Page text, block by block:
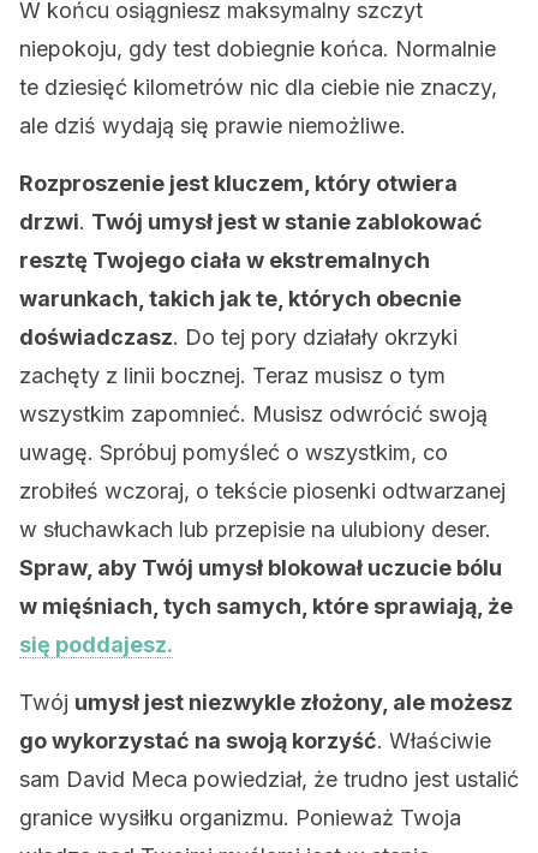
W końcu osiągniesz maksymalny szczyt
niepokoju, gdy test dobiegnie końca. Normalnie
te dziesięć kilometrów nic dla ciebie nie znaczy,
ale dziś wydają się prawie niemożliwe.
Rozproszenie jest kluczem, który otwiera
drzwi. Twój umysł jest w stanie zablokować
resztę Twojego ciała w ekstremalnych
warunkach, takich jak te, których obecnie
doświadczasz. Do tej pory działały okrzyki
zachęty z linii bocznej. Teraz musisz o tym
wszystkim zapomnieć. Musisz odwrócić swoją
uwagę. Spróbuj pomyśleć o wszystkim, co
zrobiłeś wczoraj, o tekście piosenki odtwarzanej
w słuchawkach lub przepisie na ulubiony deser.
Spraw, aby Twój umysł blokował uczucie bólu
w mięśniach, tych samych, które sprawiają, że
się poddajesz.
Twój umysł jest niezwykle złożony, ale możesz
go wykorzystać na swoją korzyść. Właściwie
sam David Meca powiedział, że trudno jest ustalić
granice wysiłku organizmu. Ponieważ Twoja